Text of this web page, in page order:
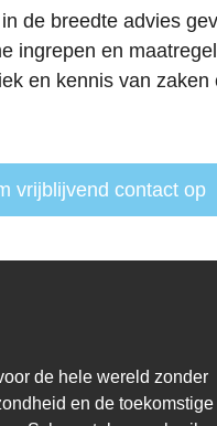
de breedte advies
ingrepen en
en kennis van zaken
vrijblijvend contact op
de hele wereld zonder
en de toekomstige